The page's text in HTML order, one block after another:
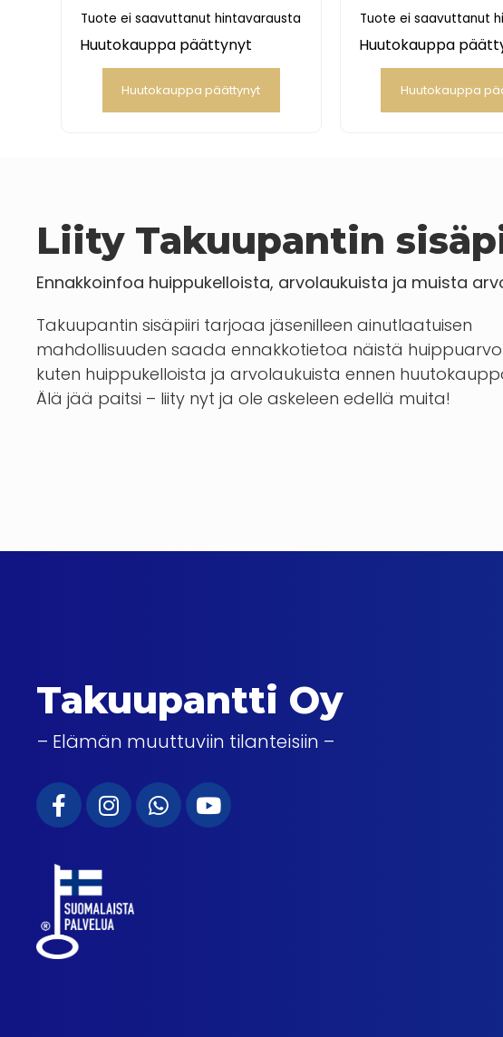
Tuote ei saavuttanut hintavarausta
Huutokauppa päättynyt
Huutokauppa päättynyt
Tuote ei saavuttanut
Huutokauppa
Huutokauppa
Liity Takuupantin
Ennakkoinfoa huippukelloista, arvolaukuista ja muista
Takuupantin sisäpiiri tarjoaa jäsenilleen ainutlaatuisen
mahdollisuuden saada ennakkotietoa näistä
kuten huippukelloista ja arvolaukuista ennen
Älä jää paitsi – liity nyt ja ole askeleen edellä muita!
Takuupantti Oy
– Elämän muuttuviin tilanteisiin –